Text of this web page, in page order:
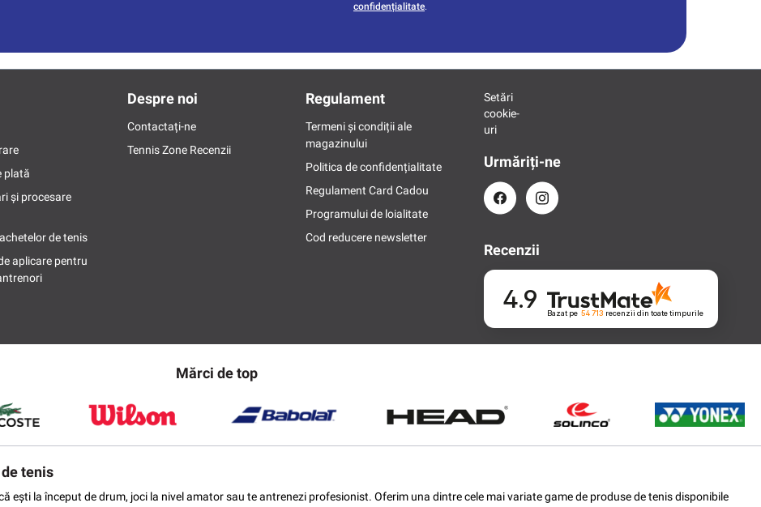
confidențialitate.
plată
și procesare
de tenis
aplicare pentru
Despre noi
Contactați-ne
Tennis Zone Recenzii
Regulament
Termeni și condiții ale
magazinului
Politica de confidențialitate
Regulament Card Cadou
Programului de loialitate
Cod reducere newsletter
Setări
cookie-
uri
Urmăriți-ne
Recenzii
4.9 Bazat pe 54 713 recenzii din toate timpurile
Mărci de top
tenis
ești la început de drum, joci la nivel amator sau te antrenezi profesionist. Oferim una dintre cele mai variate game de produse de tenis disponibile